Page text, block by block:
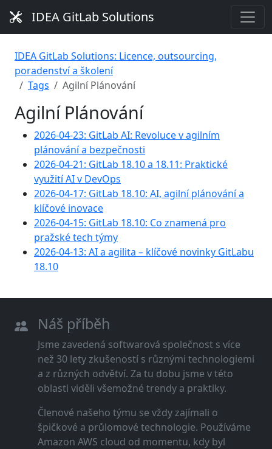
IDEA GitLab Solutions
IDEA GitLab Solutions: Licence, outsourcing,
poradenství a školení
Tags
Agilní Plánování
Agilní Plánování
2026-04-23: GitLab AI: Revoluce v agilním
plánování a bezpečnosti
2026-04-21: GitLab 18.10 a 18.11: Praktické
využití AI v DevOps
2026-04-17: GitLab 18.10: AI, agilní plánování a
klíčové inovace
2026-04-15: GitLab 18.10: Co znamená pro
pražské tech týmy
2026-04-13: AI a agilita – klíčové novinky GitLabu
18.10
Náš příběh
Jsme zavedená softwarová společnost s více
než 30 lety zkušeností s různými technologiemi
a z různých odvětví. Za tu dobu jsme v této
oblasti viděli všemožné trendy a praktiky.
Členové našeho týmu se vždy zajímali o
špičkové a průlomové technologie. Používáme
Amazon AWS cloud od momentu, kdy byl